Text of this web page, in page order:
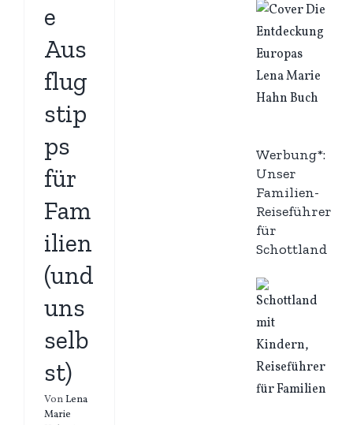
e
Aus
flug
stip
ps
für
Fam
ilien
(und
uns
selb
st)
VonLena
Marie
Werbung*:
Unser
Familien-
Reiseführer
für
Schottland